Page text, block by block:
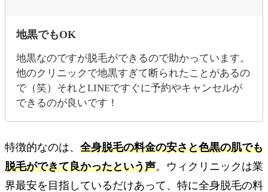
地黒でもOK
地黒なのですが脱毛ができるので助かっています。
他のクリニックで地黒すぎて断られたことがあるの
で（笑）それとLINEですぐに予約やキャンセルが
できるのが良いです！
特徴的なのは、 全身脱毛の料金の安さと色黒の肌でも
脱毛ができて良かったという声。ウィクリニックは業
界最安を目指しているだけあって、特に全身脱毛の料